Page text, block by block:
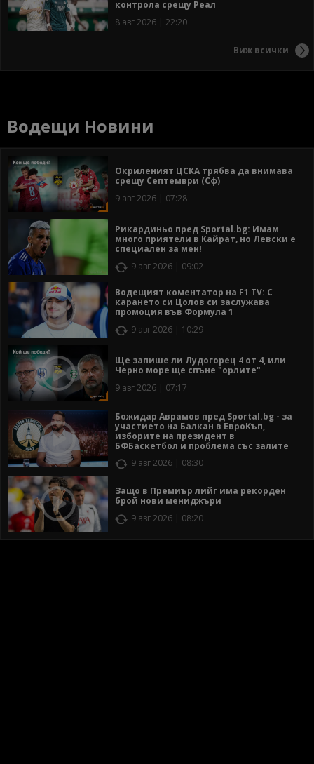
контрола срещу Реал
8 авг 2026 | 22:20
Виж всички
Водещи Новини
Окриленият ЦСКА трябва да внимава
срещу Септември (Сф)
9 авг 2026 | 07:28
Рикардиньо пред Sportal.bg: Имам
много приятели в Кайрат, но Левски е
специален за мен!
9 авг 2026 | 09:02
Водещият коментатор на F1 TV: С
карането си Цолов си заслужава
промоция във Формула 1
9 авг 2026 | 10:29
Ще запише ли Лудогорец 4 от 4, или
Черно море ще спъне "орлите"
9 авг 2026 | 07:17
Божидар Аврамов пред Sportal.bg - за
участието на Балкан в ЕвроКъп,
изборите на президент в
БФБаскетбол и проблема със залите
9 авг 2026 | 08:30
Защо в Премиър лийг има рекорден
брой нови мениджъри
9 авг 2026 | 08:20